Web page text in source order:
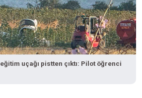
uçağı pistten çıktı: Pilot öğrenci